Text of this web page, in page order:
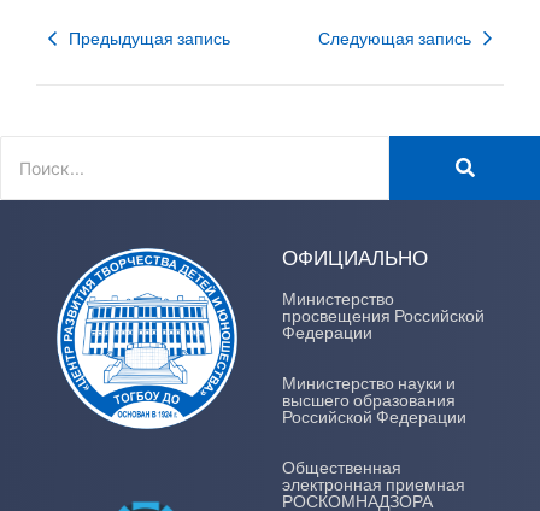
Предыдущая запись Следующая запись
ОФИЦИАЛЬНО
Министерство
просвещения Российской
Федерации
Министерство науки и
высшего образования
Российской Федерации
Общественная
электронная приемная
РОСКОМНАДЗОРА